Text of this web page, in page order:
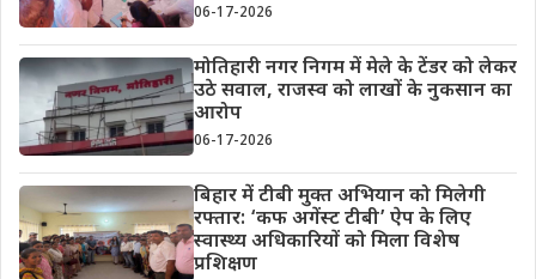
06-17-2026
मोतिहारी नगर निगम में मेले के टेंडर को लेकर
उठे सवाल, राजस्व को लाखों के नुकसान का
आरोप
06-17-2026
बिहार में टीबी मुक्त अभियान को मिलेगी
रफ्तार: ‘कफ अगेंस्ट टीबी’ ऐप के लिए
स्वास्थ्य अधिकारियों को मिला विशेष
प्रशिक्षण